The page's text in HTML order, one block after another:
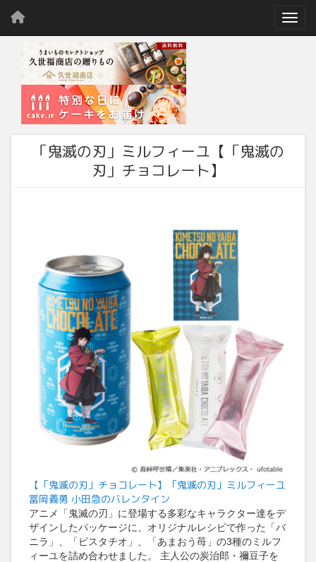
「鬼滅の刃」ミルフィーユ【「鬼滅の
刃」チョコレート】
【「鬼滅の刃」チョコレート】「鬼滅の刃」ミルフィーユ
冨岡義勇 小田急のバレンタイン
アニメ「鬼滅の刃」に登場する多彩なキャラクター達をデ
ザインしたパッケージに、オリジナルレシピで作った「バ
ニラ」、「ピスタチオ」、「あまおう苺」の3種のミルフ
ィーユを詰め合わせました。 主人公の炭治郎・禰豆子を